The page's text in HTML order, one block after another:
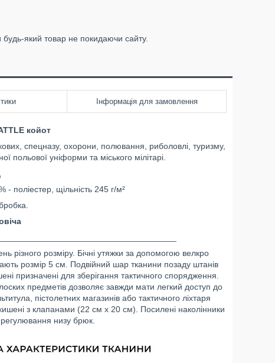
будь-який товар не покидаючи сайту.
Інформація для замовлення
койот
спецназу, охорони, полювання, риболовлі, туризму,
польової уніформи та міського мілітарі.
поліестер, щільність 245 г/м²
різного розміру. Бічні утяжки за допомогою велкро
розмір 5 см. Подвійний шар тканини позаду штанів
призначені для зберігання тактичного спорядження.
предметів дозволяє завжди мати легкий доступ до
пістолетних магазинів або тактичного ліхтаря
з клапанами (22 см х 20 см). Посилені наколінники
низу брюк.